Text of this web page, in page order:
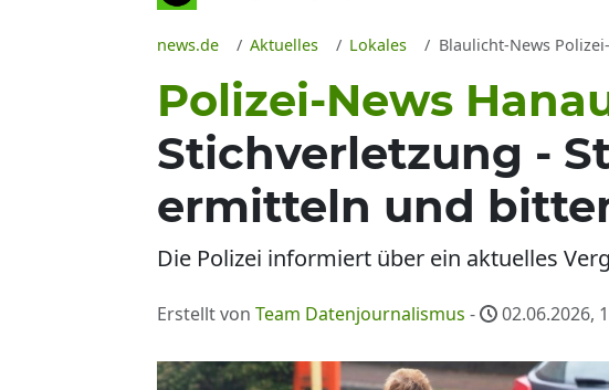
news.de Aktuelles Lokales Blaulicht-News
Polizei-News
Stichverletzung -
ermitteln und
Die Polizei informiert über ein aktuelles
Erstellt von Team Datenjournalismus - 02.06.2026,